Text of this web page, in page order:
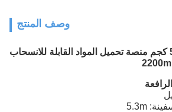
وصف المنتج
القصوى 5000 كجم منصة تحميل المواد القابلة للانسحاب